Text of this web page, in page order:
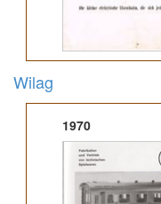
Wilag
1970